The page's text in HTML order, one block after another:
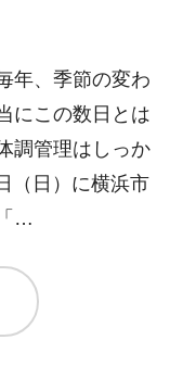
年、季節の変わ
にこの数日とは
調管理はしっか
（日）に横浜市
…